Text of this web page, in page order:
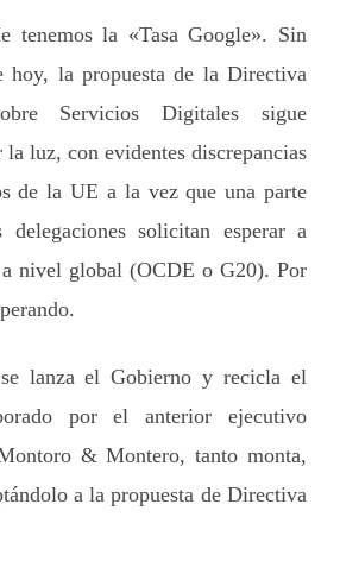
tenemos la «Tasa Google». Sin
hoy, la propuesta de la Directiva
Servicios Digitales sigue
luz, con evidentes discrepancias
de la UE a la vez que una parte
solicitan esperar a
nivel global (OCDE o G20). Por
lanza el Gobierno y recicla el
por el anterior ejecutivo
& Montero, tanto monta,
a la propuesta de Directiva